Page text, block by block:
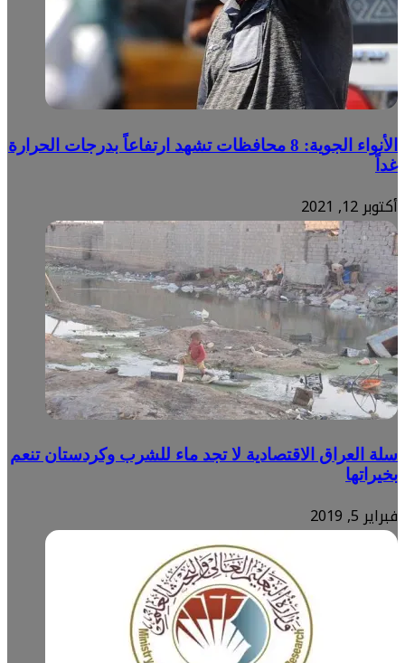
الأنواء الجوية: 8 محافظات تشهد ارتفاعاً بدرجات الحرارة
غداً
أكتوبر 12, 2021
سلة العراق الاقتصادية لا تجد ماء للشرب وكردستان تنعم
بخيراتها
فبراير 5, 2019